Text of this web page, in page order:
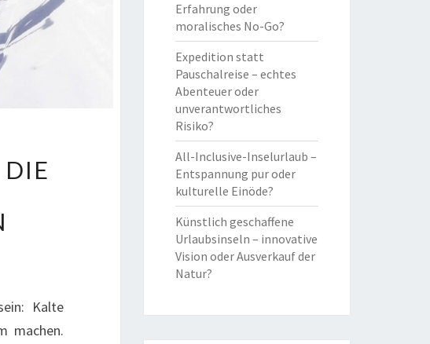
Kalte
machen.
Erfahrung oder
moralisches No-Go?
Expedition statt
Pauschalreise – echtes
Abenteuer oder
unverantwortliches
Risiko?
All-Inclusive-Inselurlaub –
Entspannung pur oder
kulturelle Einöde?
Künstlich geschaffene
Urlaubsinseln – innovative
Vision oder Ausverkauf der
Natur?